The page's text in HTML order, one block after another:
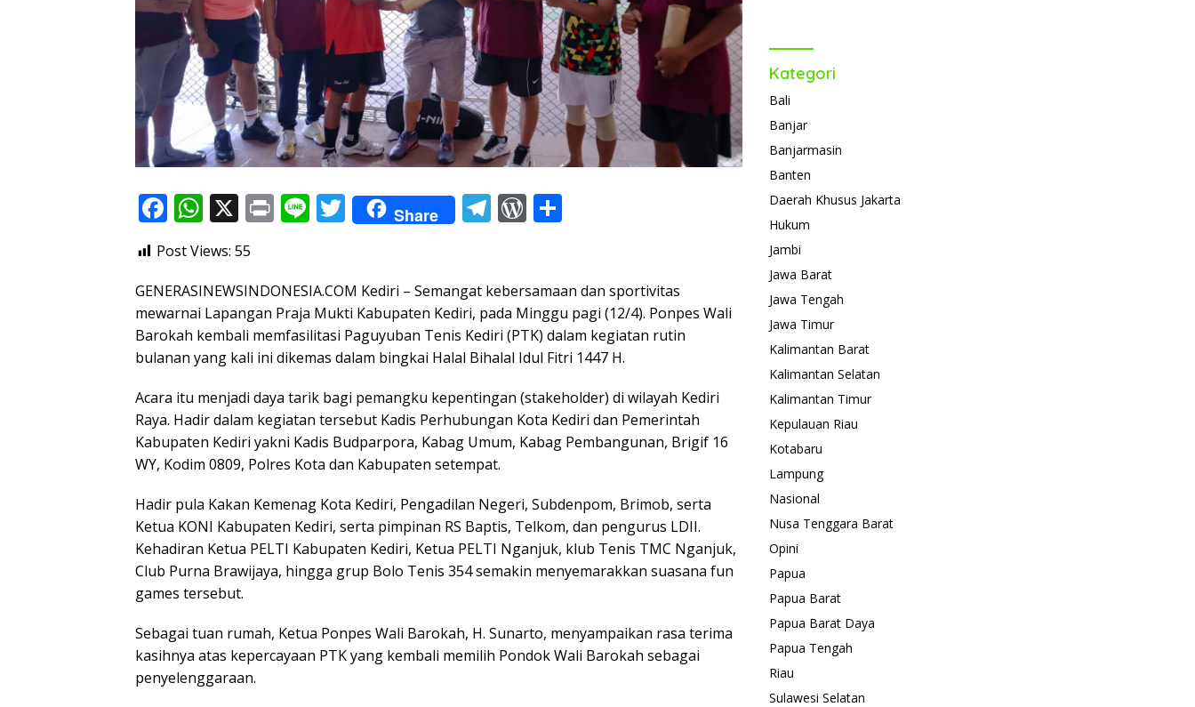
F
ac
e
b
o
o
W
at
s
A
p
p
X Pr Li T
w
er
Share T
gr
a
m
W
Pr
e
ss
e
Post Views: 55
GENERASINEWSINDONESIA.COM Kediri – Semangat kebersamaan dan sportivitas
mewarnai Lapangan Praja Mukti Kabupaten Kediri, pada Minggu pagi (12/4). Ponpes Wali
Barokah kembali memfasilitasi Paguyuban Tenis Kediri (PTK) dalam kegiatan rutin
bulanan yang kali ini dikemas dalam bingkai Halal Bihalal Idul Fitri 1447 H.
Acara itu menjadi daya tarik bagi pemangku kepentingan (stakeholder) di wilayah Kediri
Raya. Hadir dalam kegiatan tersebut Kadis Perhubungan Kota Kediri dan Pemerintah
Kabupaten Kediri yakni Kadis Budparpora, Kabag Umum, Kabag Pembangunan, Brigif 16
WY, Kodim 0809, Polres Kota dan Kabupaten setempat.
Hadir pula Kakan Kemenag Kota Kediri, Pengadilan Negeri, Subdenpom, Brimob, serta
Ketua KONI Kabupaten Kediri, serta pimpinan RS Baptis, Telkom, dan pengurus LDII.
Kehadiran Ketua PELTI Kabupaten Kediri, Ketua PELTI Nganjuk, klub Tenis TMC Nganjuk,
Club Purna Brawijaya, hingga grup Bolo Tenis 354 semakin menyemarakkan suasana fun
games tersebut.
Sebagai tuan rumah, Ketua Ponpes Wali Barokah, H. Sunarto, menyampaikan rasa terima
kasihnya atas kepercayaan PTK yang kembali memilih Pondok Wali Barokah sebagai
penyelenggaraan.
Kategori
Bali
Banjar
Banjarmasin
Banten
Daerah Khusus Jakarta
Hukum
Jambi
Jawa Barat
Jawa Tengah
Jawa Timur
Kalimantan Barat
Kalimantan Selatan
Kalimantan Timur
Kepulauan Riau
Kotabaru
Lampung
Nasional
Nusa Tenggara Barat
Opini
Papua
Papua Barat
Papua Barat Daya
Papua Tengah
Riau
Sulawesi Selatan